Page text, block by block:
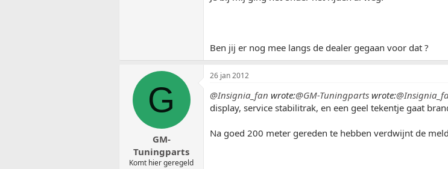
Ben jij er nog mee langs de dealer gegaan voor dat ?
G
GM-
Tuningparts
Komt hier geregeld
26 jan 2012
@Insignia_fan wrote:@GM-Tuningparts wrote:
display, service stabilitrak, en een geel tekentje gaat
Na goed 200 meter gereden te hebben verdwijnt de